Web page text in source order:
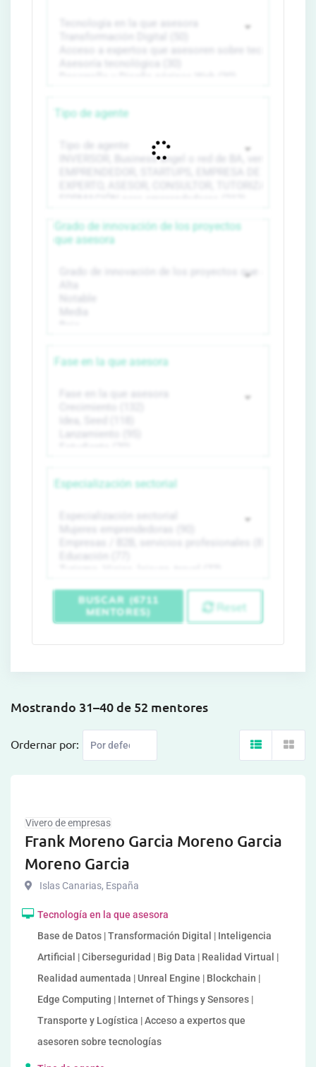
Tipo de agente
Grado de innovación de los proyectos
que asesora
Fase en la que asesora
Especialización sectorial
BUSCAR (6711
MENTORES)
Reset
Mostrando 31–40 de 52 mentores
Ordernar por:
Vivero de empresas
Frank Moreno Garcia Moreno Garcia
Moreno Garcia
Islas Canarias, España
Tecnología en la que asesora
Base de Datos | Transformación Digital | Inteligencia
Artificial | Ciberseguridad | Big Data | Realidad Virtual |
Realidad aumentada | Unreal Engine | Blockchain |
Edge Computing | Internet of Things y Sensores |
Transporte y Logística | Acceso a expertos que
asesoren sobre tecnologías